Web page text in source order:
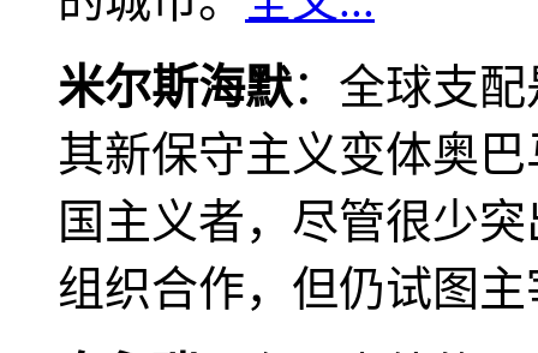
米尔斯海默：全球支
其新保守主义变体奥
国主义者，尽管很少
组织合作，但仍试图